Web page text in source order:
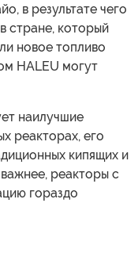
в результате чего
стране, который
новое топливо
HALEU могут
наилучшие
реакторах, его
кипящих и
реакторы с
гораздо